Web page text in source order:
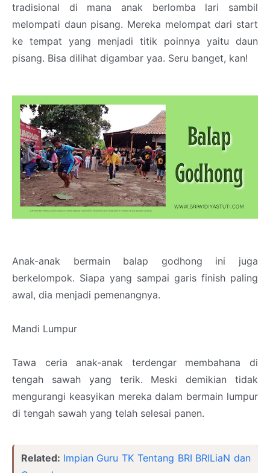
tradisional di mana anak berlomba lari sambil
melompati daun pisang. Mereka melompat dari start
ke tempat yang menjadi titik poinnya yaitu daun
pisang. Bisa dilihat digambar yaa. Seru banget, kan!
Anak-anak bermain balap godhong ini juga
berkelompok. Siapa yang sampai garis finish paling
awal, dia menjadi pemenangnya.
Mandi Lumpur
Tawa ceria anak-anak terdengar membahana di
tengah sawah yang terik. Meski demikian tidak
mengurangi keasyikan mereka dalam bermain lumpur
di tengah sawah yang telah selesai panen.
Related: Impian Guru TK Tentang BRI BRILiaN dan